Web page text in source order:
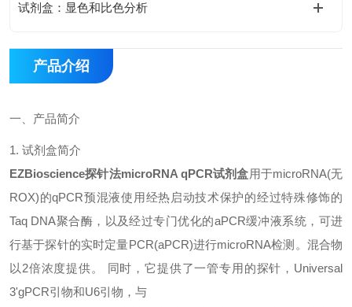
试剂盒：显色和比色分析
产品介绍
一、 产品简介
1. 试剂盒简介
EZBioscience探针法microRNA qPCR试剂盒用于microRNA(无
ROX)的qPCR预混液使用经热启动技术保护的经过特殊修饰的
Taq DNA聚合酶，以及经过专门优化的aPCR缓冲液系统，可进
行基于探针的实时定量PCR(aPCR)进行microRNA检测。混合物
以 2倍浓度提供。 同时，它提供了一管专用的探针， Universal
3'gPCR引物和U6引物，与